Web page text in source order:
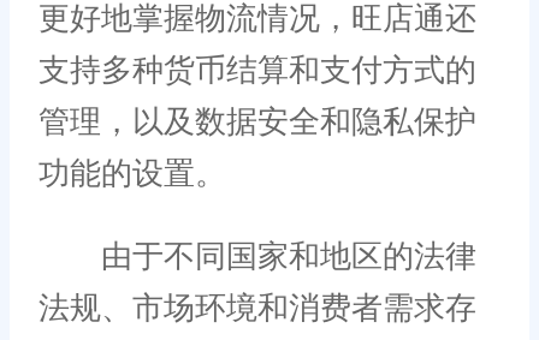
更好地掌握物流情况，旺店通还
支持多种货币结算和支付方式的
管理，以及数据安全和隐私保护
功能的设置。
由于不同国家和地区的法律
法规、市场环境和消费者需求存